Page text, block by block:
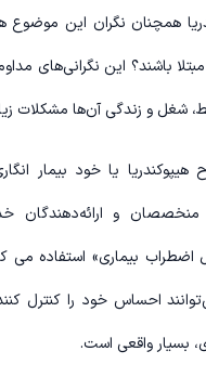
همچنان نگران این موضوع
باشند؟ این نگرانی‌های
یا خود بیمار
منخصصان و ارائه‌دهندگان
اضطراب بیماری» استفاده می
احساس خود را کنترل
بسیار واقعی است.